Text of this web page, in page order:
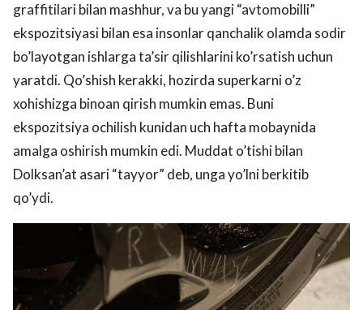
graffitilari bilan mashhur, va bu yangi “avtomobilli”
ekspozitsiyasi bilan esa insonlar qanchalik olamda sodir
bo’layotgan ishlarga ta’sir qilishlarini ko’rsatish uchun
yaratdi. Qo’shish kerakki, hozirda superkarni o’z
xohishizga binoan qirish mumkin emas. Buni
ekspozitsiya ochilish kunidan uch hafta mobaynida
amalga oshirish mumkin edi. Muddat o’tishi bilan
Dolksan’at asari “tayyor” deb, unga yo’lni berkitib
qo’ydi.